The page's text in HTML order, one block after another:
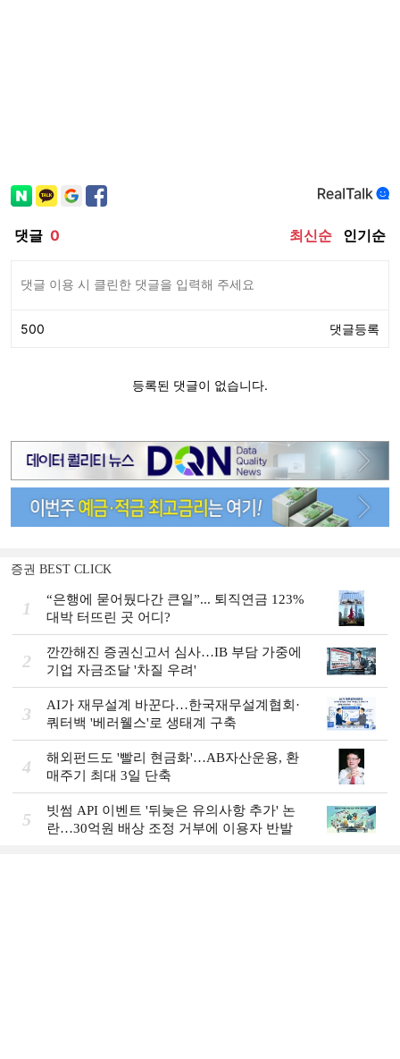
증권 BEST CLICK
1
“은행에 묻어뒀다간 큰일”... 퇴직연금 123%
대박 터뜨린 곳 어디?
2
깐깐해진 증권신고서 심사…IB 부담 가중에
기업 자금조달 '차질 우려'
3
AI가 재무설계 바꾼다…한국재무설계협회·
쿼터백 '베러웰스'로 생태계 구축
4
해외펀드도 '빨리 현금화'…AB자산운용, 환
매주기 최대 3일 단축
5
빗썸 API 이벤트 '뒤늦은 유의사항 추가' 논
란…30억원 배상 조정 거부에 이용자 반발